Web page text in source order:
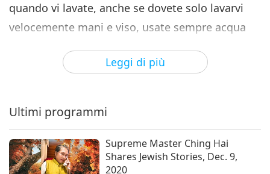
Leggi di più
quando vi lavate, anche se dovete solo lavarvi
velocemente mani e viso, usate sempre acqua
Perché se vi lavate e uscite al freddo, potrebbe
Quindi, prendetevi cura di voi. (Sì, Maestra.)
Grazie, Maestra. So che siete dei duri, ma... se
abbiamo l'acqua calda, perché no? (Sì, Maestra.)
(Sì.) Anch'io ero abituata a lavare con acqua
Ultimi programmi
Supreme Master Ching Hai
Shares Jewish Stories, Dec. 9,
2020